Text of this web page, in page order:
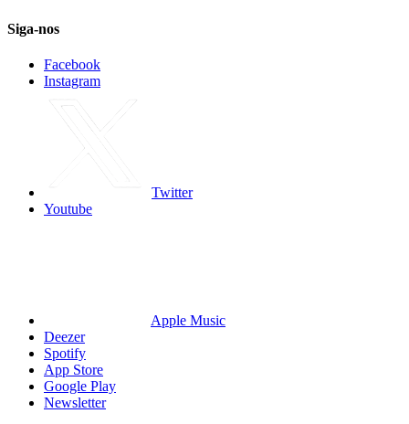
Siga-nos
Facebook
Instagram
Twitter
Youtube
Apple Music
Deezer
Spotify
App Store
Google Play
Newsletter